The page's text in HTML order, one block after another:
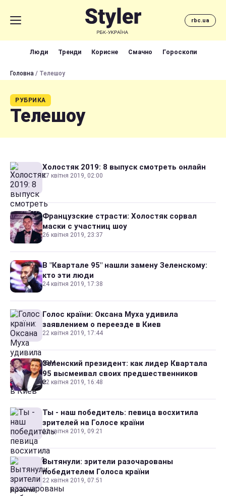
rbc.ua
Люди Тренди Корисне Смачно Гороскопи
Головна / Телешоу
РУБРИКА
Телешоу
Холостяк 2019: 8 выпуск смотреть онлайн
27 квітня 2019, 02:00
Французские страсти: Холостяк сорвал
маски с участниц шоу
26 квітня 2019, 23:37
В "Квартале 95" нашли замену Зеленскому:
кто эти люди
24 квітня 2019, 17:38
Голос країни: Оксана Муха удивила
заявлением о переезде в Киев
22 квітня 2019, 17:44
Зеленский президент: как лидер Квартала
95 высмеивал своих предшественников
22 квітня 2019, 16:48
Ты - наш победитель: певица восхитила
зрителей на Голосе країни
22 квітня 2019, 09:21
Вытянули: зрители разочарованы
победителем Голоса країни
22 квітня 2019, 07:51